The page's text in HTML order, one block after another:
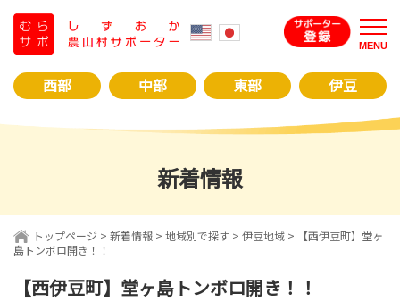
MENU
へ
プ
西部 中部 東部 伊豆
新着情報
トップページ > 新着情報 > 地域別で探す > 伊豆地域 >
【西伊豆町】堂ヶ
島トンボロ開き！！
【西伊豆町】堂ヶ島トンボロ開き！！